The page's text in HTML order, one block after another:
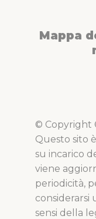
Mappa
© Copyright
Questo sito
su incarico
viene
periodicità,
considerarsi
sensi della